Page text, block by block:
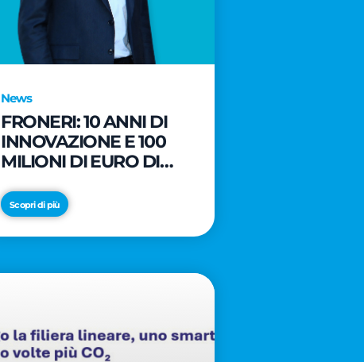
News
FRONERI: 10 ANNI DI
INNOVAZIONE E 100
MILIONI DI EURO DI
PER LO SVILUPPO DEL
MERCATO ITALIANO
DEL GELATO
Scopri di più